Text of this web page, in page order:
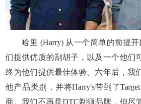
哈里 (Harry) 从一个简单的前提
们提供优质的刮胡子，以及一个他们
终为他们提供最佳体验。六年后，我
他产品类别，并将Harry's带到了
商。我们不再是DTC剃须品牌，但尽